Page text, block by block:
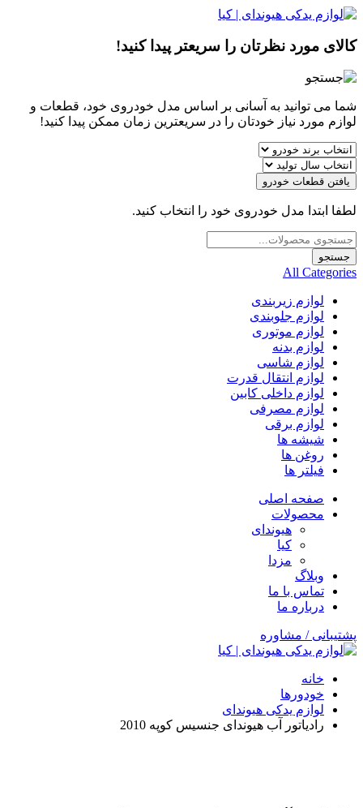
کالای مورد نظرتان را سریعتر پیدا کنید!
شما می توانید به آسانی بر اساس مدل خودروی خود، قطعات و
لوازم مورد نیاز خودتان را در سریعترین زمان ممکن پیدا کنید!
یافتن قطعات خودرو
لطفا ابتدا مدل خودروی خود را انتخاب کنید.
Products
search
جستجو
All Categories
لوازم زیربندی
لوازم جلوبندی
لوازم موتوری
لوازم بدنه
لوازم شاسی
لوازم انتقال قدرت
لوازم داخلی کابین
لوازم مصرفی
لوازم برقی
شیشه ها
روغن ها
فیلتر ها
صفحه اصلی
محصولات
هیوندای
کیا
مزدا
وبلاگ
تماس با ما
درباره ما
پشتیبانی / مشاوره
خانه
خودورها
لوازم یدکی هیوندای
رادیاتور آب هیوندای جنسیس کوپه 2010